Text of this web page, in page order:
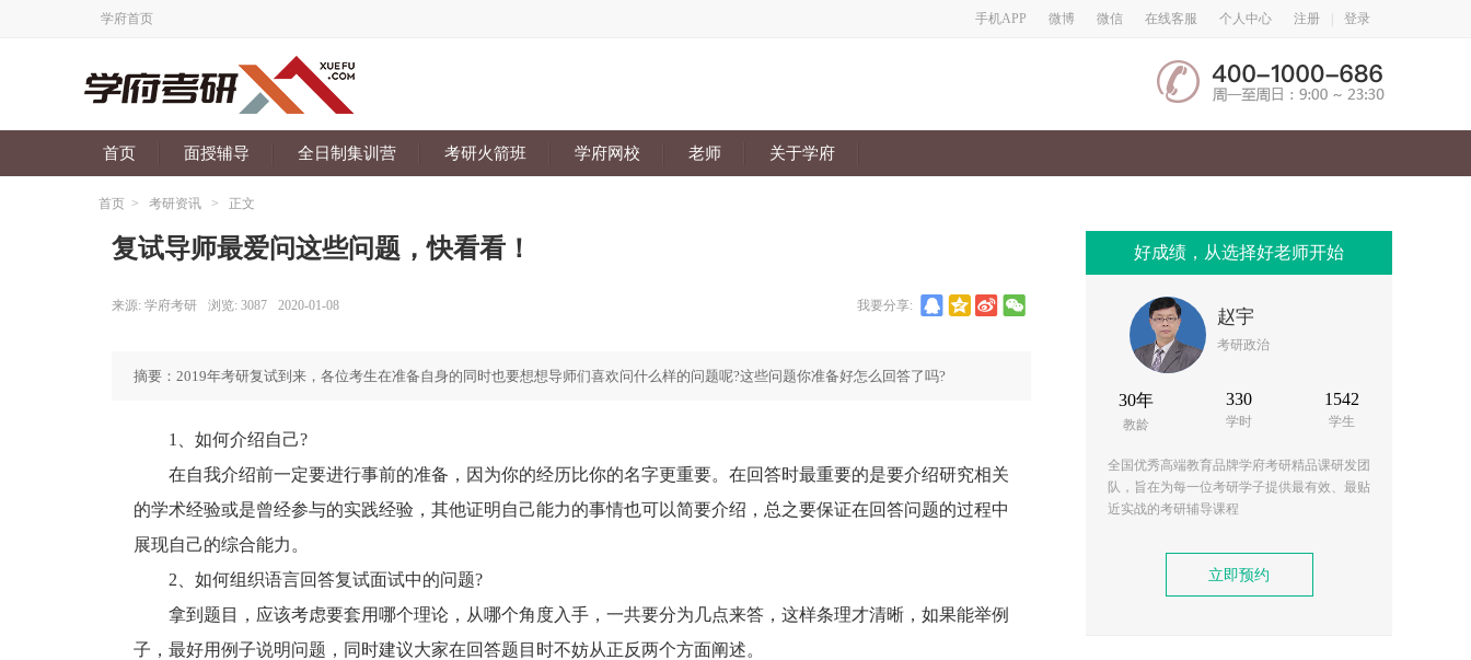
学府首页 手机APP 微博 微信 在线客服 个人中心 注册 登录
首页 面授辅导 全日制集训营 考研火箭班 学府网校 老师 关于学府
首页 > 考研资讯 > 正文
复试导师最爱问这些问题，快看看！
来源: 学府考研 浏览: 3087 2020-01-08 我要分享:
摘要：2019年考研复试到来，各位考生在准备自身的同时也要想想导师们喜欢问什么样的问题呢?这些问题你准备好怎么回答了吗?
1、如何介绍自己?
在自我介绍前一定要进行事前的准备，因为你的经历比你的名字更重要。在回答时最重要的是要介绍研究相关
的学术经验或是曾经参与的实践经验，其他证明自己能力的事情也可以简要介绍，总之要保证在回答问题的过程中
展现自己的综合能力。
2、如何组织语言回答复试面试中的问题?
拿到题目，应该考虑要套用哪个理论，从哪个角度入手，一共要分为几点来答，这样条理才清晰，如果能举例
子，最好用例子说明问题，同时建议大家在回答题目时不妨从正反两个方面阐述。
好成绩，从选择好老师开始
赵宇
考研政治
30年
教龄
330
学时
1542
学生
全国优秀高端教育品牌学府考研精品课研发团
队，旨在为每一位考研学子提供最有效、最贴
近实战的考研辅导课程
立即预约
(付海悦)2021考研英语